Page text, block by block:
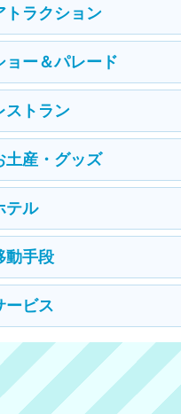
トラクション
ョー＆パレード
ストラン
土産・グッズ
テル
動手段
ービス